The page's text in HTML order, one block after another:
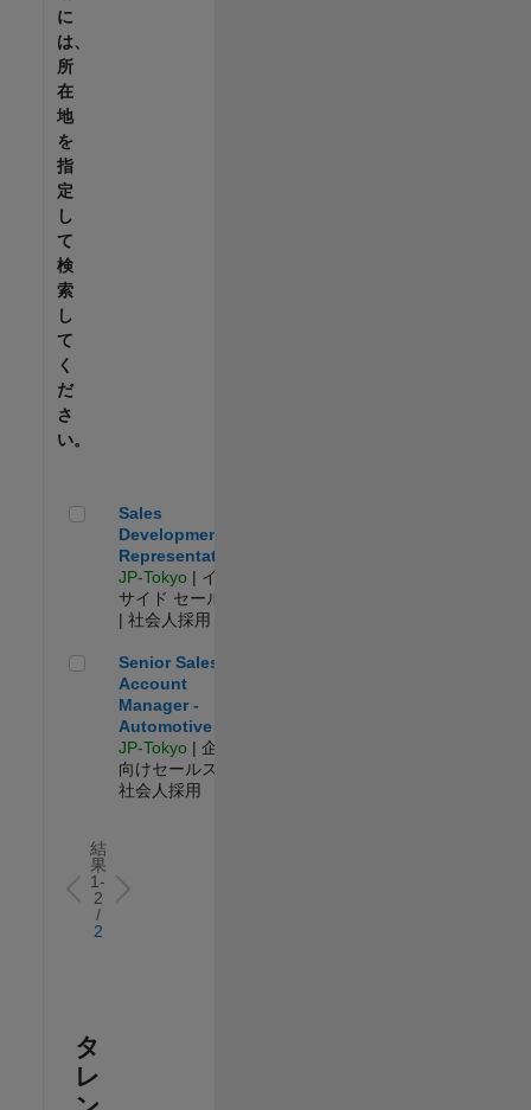
に
は、
所
在
地
を
指
定
し
て
検
索
し
て
く
だ
さ
い。
Sales Development Representative
Sales
Development
Representative
JP-Tokyo | イン
サイド セールス
| 社会人採用
Senior Sales Account Manager - Automotive
Senior Sales
Account
Manager -
Automotive
JP-Tokyo | 企業
向けセールス |
社会人採用
結
果
1-
2
/
2
タ
レ